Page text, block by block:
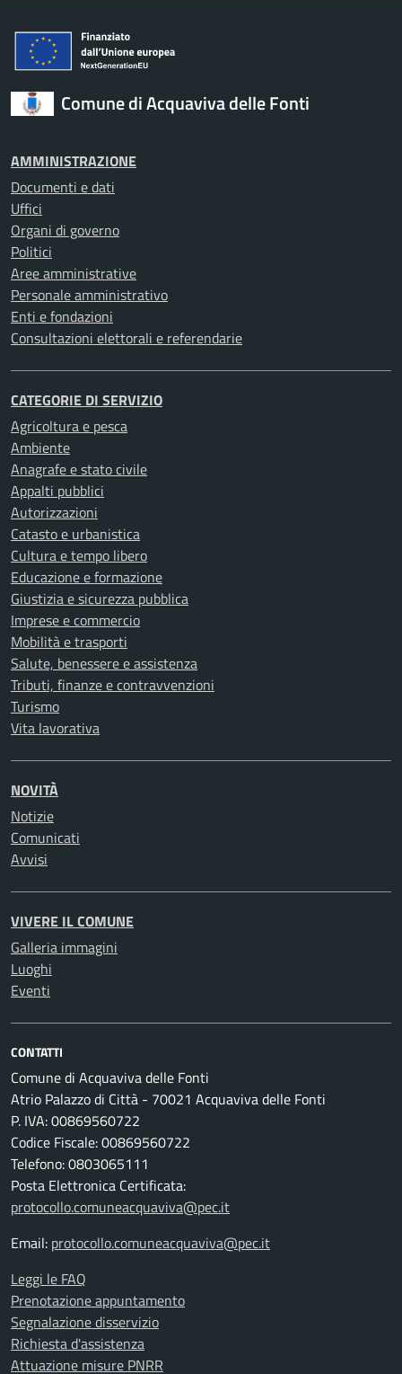
Comune di Acquaviva delle Fonti
AMMINISTRAZIONE
Documenti e dati
Uffici
Organi di governo
Politici
Aree amministrative
Personale amministrativo
Enti e fondazioni
Consultazioni elettorali e referendarie
CATEGORIE DI SERVIZIO
Agricoltura e pesca
Ambiente
Anagrafe e stato civile
Appalti pubblici
Autorizzazioni
Catasto e urbanistica
Cultura e tempo libero
Educazione e formazione
Giustizia e sicurezza pubblica
Imprese e commercio
Mobilità e trasporti
Salute, benessere e assistenza
Tributi, finanze e contravvenzioni
Turismo
Vita lavorativa
NOVITÀ
Notizie
Comunicati
Avvisi
VIVERE IL COMUNE
Galleria immagini
Luoghi
Eventi
CONTATTI
Comune di Acquaviva delle Fonti
Atrio Palazzo di Città - 70021 Acquaviva delle Fonti
P. IVA: 00869560722
Codice Fiscale: 00869560722
Telefono: 0803065111
Posta Elettronica Certificata:
protocollo.comuneacquaviva@pec.it
Email: protocollo.comuneacquaviva@pec.it
Leggi le FAQ
Prenotazione appuntamento
Segnalazione disservizio
Richiesta d'assistenza
Attuazione misure PNRR